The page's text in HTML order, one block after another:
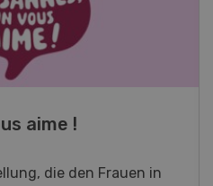
tätig oder